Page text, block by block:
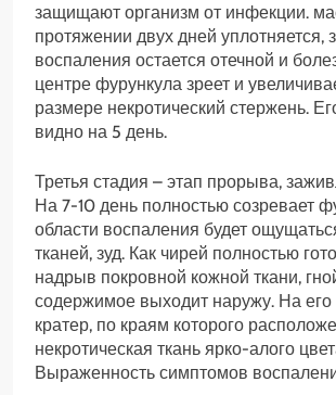
защищают организм от инфекции.
протяжении двух дней уплотняется,
воспаления остается отечной и
центре фурункула зреет и
размере некротический стержень.
видно на 5 день.
Третья стадия – этап прорыва,
На 7-10 день полностью созревает
области воспаления будет
тканей, зуд. Как чирей полностью
надрыв покровной кожной ткани,
содержимое выходит наружу. На его
кратер, по краям которого
некротическая ткань ярко-алого
Выраженность симптомов